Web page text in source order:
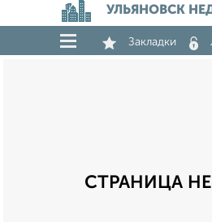
УЛЬЯНОВСК
Закладки
СТРАНИЦА